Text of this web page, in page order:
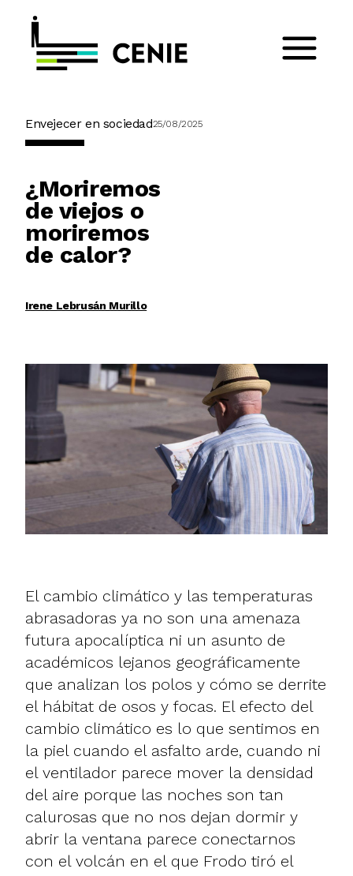
Envejecer en sociedad25/08/2025
¿Moriremos
de viejos o
moriremos
de calor?
Irene Lebrusán Murillo
El cambio climático y las temperaturas
abrasadoras ya no son una amenaza
futura apocalíptica ni un asunto de
académicos lejanos geográficamente
que analizan los polos y cómo se derrite
el hábitat de osos y focas. El efecto del
cambio climático es lo que sentimos en
la piel cuando el asfalto arde, cuando ni
el ventilador parece mover la densidad
del aire porque las noches son tan
calurosas que no nos dejan dormir y
abrir la ventana parece conectarnos
con el volcán en el que Frodo tiró el